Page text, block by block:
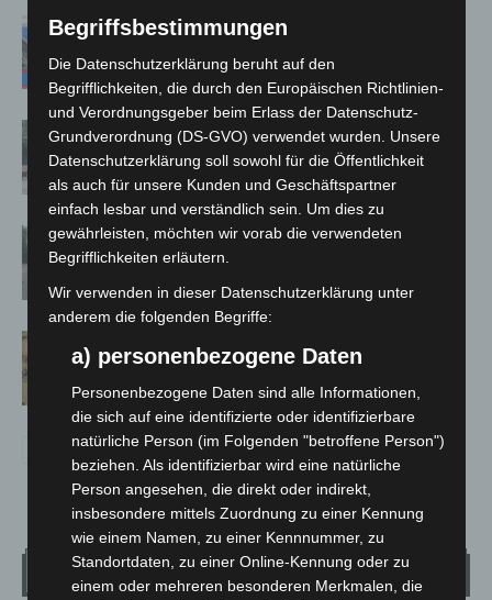
Mann läuft mit Hockeyschläger über
Gasleitung bei McDonald’s-Umbau in
Langenhagen beschädigt
Hannover: Polizei stoppt 166
Trunkenheitsfahrten bei
Großkontrolle
Hannover Klassik Open Air 2026:
Französische Oper im Maschpark
Wetter
Begriffsbestimmungen
Die Datenschutzerklärung beruht auf den
Begrifflichkeiten, die durch den Europäischen Richtlinien-
und Verordnungsgeber beim Erlass der Datenschutz-
Grundverordnung (DS-GVO) verwendet wurden. Unsere
Datenschutzerklärung soll sowohl für die Öffentlichkeit
als auch für unsere Kunden und Geschäftspartner
einfach lesbar und verständlich sein. Um dies zu
gewährleisten, möchten wir vorab die verwendeten
Begrifflichkeiten erläutern.
Wir verwenden in dieser Datenschutzerklärung unter
anderem die folgenden Begriffe:
a) personenbezogene Daten
Personenbezogene Daten sind alle Informationen,
die sich auf eine identifizierte oder identifizierbare
natürliche Person (im Folgenden "betroffene Person")
beziehen. Als identifizierbar wird eine natürliche
Person angesehen, die direkt oder indirekt,
insbesondere mittels Zuordnung zu einer Kennung
wie einem Namen, zu einer Kennnummer, zu
Standortdaten, zu einer Online-Kennung oder zu
einem oder mehreren besonderen Merkmalen, die